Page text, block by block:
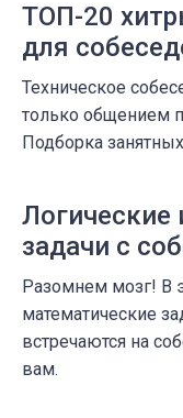
ТОП-20
для
Техническое
только общением
Подборка
Логические
задачи с
Разомнем мозг! В
математические
встречаются на
вам.